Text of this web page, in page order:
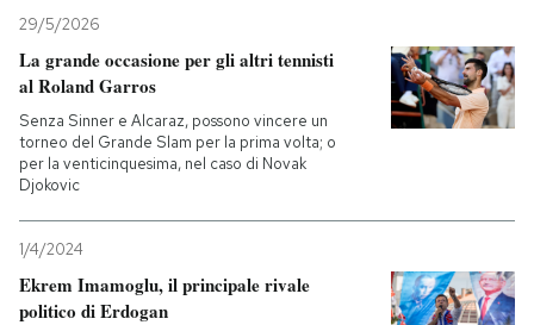
NEWSLETTER
I MIEI PREFERITI
29/5/2026
La grande occasione per gli altri tennisti
al Roland Garros
Senza Sinner e Alcaraz, possono vincere un
torneo del Grande Slam per la prima volta; o
per la venticinquesima, nel caso di Novak
Djokovic
1/4/2024
Ekrem Imamoglu, il principale rivale
politico di Erdogan